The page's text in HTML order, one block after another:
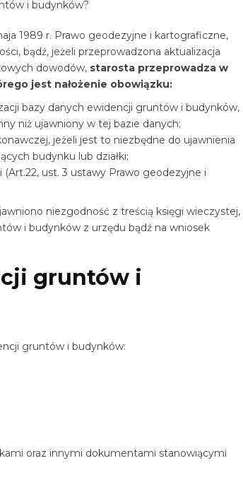
i budynków?
1989 r. Prawo geodezyjne i kartograficzne,
bądź, jeżeli przeprowadzona aktualizacja
dowodów, starosta przeprowadza w
jest nałożenie obowiązku:
bazy danych ewidencji gruntów i budynków,
niż ujawniony w tej bazie danych;
jeżeli jest to niezbędne do ujawnienia
budynku lub działki;
ust. 3 ustawy Prawo geodezyjne i
niezgodność z treścią księgi wieczystej,
i budynków z urzędu bądź na wniosek
gruntów i
gruntów i budynków:
oraz innymi dokumentami stanowiącymi